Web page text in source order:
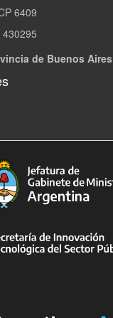
6409
de Buenos Aires